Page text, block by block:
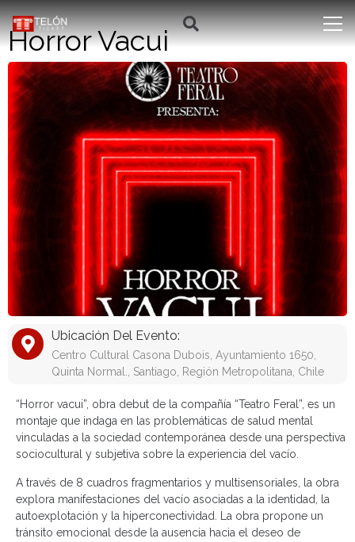
Horror Vacui
Ubicación Del Evento:
Centro Cultural Casona Dubois, Ayuntamiento 1650,
Quinta Normal., Santiago, Región Metropolitana, Chile
“Horror vacui”, obra debut de la compañía “Teatro Feral”, es un
montaje que indaga en las problemáticas de salud mental
vinculadas a la sociedad contemporánea desde una perspectiva
sociocultural y subjetiva sobre la experiencia del vacío.
A través de 8 cuadros fragmentarios y multisensoriales, la obra
explora manifestaciones del vacío asociadas a la identidad, la
autoexplotación y la hiperconectividad. La obra propone un
tránsito emocional desde la ausencia hacia el deseo de